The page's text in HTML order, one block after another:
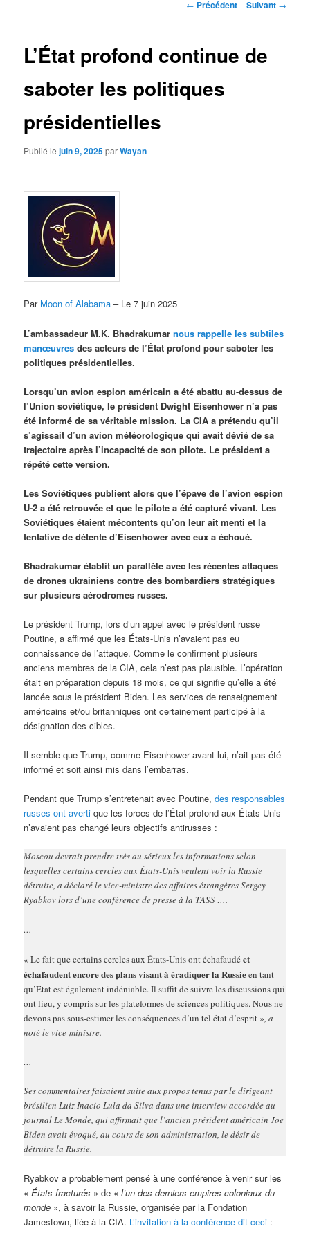
Navigation
← Précédent Suivant →
L’État profond continue de
saboter les politiques
présidentielles
Publié lejuin 9, 2025parWayan
Par Moon of Alabama – Le 7 juin 2025
L’ambassadeur M.K. Bhadrakumarnous rappelle les subtiles
manœuvres des acteurs de l’État profond pour saboter les
politiques présidentielles.
Lorsqu’un avion espion américain a été abattu au-dessus de
l’Union soviétique, le président Dwight Eisenhower n’a pas
été informé de sa véritable mission. La CIA a prétendu qu’il
s’agissait d’un avion météorologique qui avait dévié de sa
trajectoire après l’incapacité de son pilote. Le président a
répété cette version.
Les Soviétiques publient alors que l’épave de l’avion espion
U-2 a été retrouvée et que le pilote a été capturé vivant. Les
Soviétiques étaient mécontents qu’on leur ait menti et la
tentative de détente d’Eisenhower avec eux a échoué.
Bhadrakumar établit un parallèle avec les récentes attaques
de drones ukrainiens contre des bombardiers stratégiques
sur plusieurs aérodromes russes.
Le président Trump, lors d’un appel avec le président russe
Poutine, a affirmé que les États-Unis n’avaient pas eu
connaissance de l’attaque. Comme le confirment plusieurs
anciens membres de la CIA, cela n’est pas plausible. L’opération
était en préparation depuis 18 mois, ce qui signifie qu’elle a été
lancée sous le président Biden. Les services de renseignement
américains et/ou britanniques ont certainement participé à la
désignation des cibles.
Il semble que Trump, comme Eisenhower avant lui, n’ait pas été
informé et soit ainsi mis dans l’embarras.
Pendant que Trump s’entretenait avec Poutine,des responsables
russes ont averti que les forces de l’État profond aux États-Unis
n’avaient pas changé leurs objectifs antirusses :
Moscou devrait prendre très au sérieux les informations selon
lesquelles certains cercles aux États-Unis veulent voir la Russie
détruite, a déclaré le vice-ministre des affaires étrangères Sergey
Ryabkov lors d’une conférence de presse à la TASS ….
…
«Le fait que certains cercles aux États-Unis ont échafaudéet
échafaudent encore des plans visant à éradiquer la Russieen tant
qu’État est également indéniable. Il suffit de suivre les discussions qui
ont lieu, y compris sur les plateformes de sciences politiques. Nous ne
devons pas sous-estimer les conséquences d’un tel état d’esprit», a
noté le vice-ministre.
…
Ses commentaires faisaient suite aux propos tenus par le dirigeant
brésilien Luiz Inacio Lula da Silva dans une interview accordée au
journal Le Monde, qui affirmait que l’ancien président américain Joe
Biden avait évoqué, au cours de son administration, le désir de
détruire la Russie.
Ryabkov a probablement pensé à une conférence à venir sur les
«États fracturés » de «l’un des derniers empires coloniaux du
monde », à savoir la Russie, organisée par la Fondation
Jamestown, liée à la CIA. L’invitation à la conférence dit ceci :